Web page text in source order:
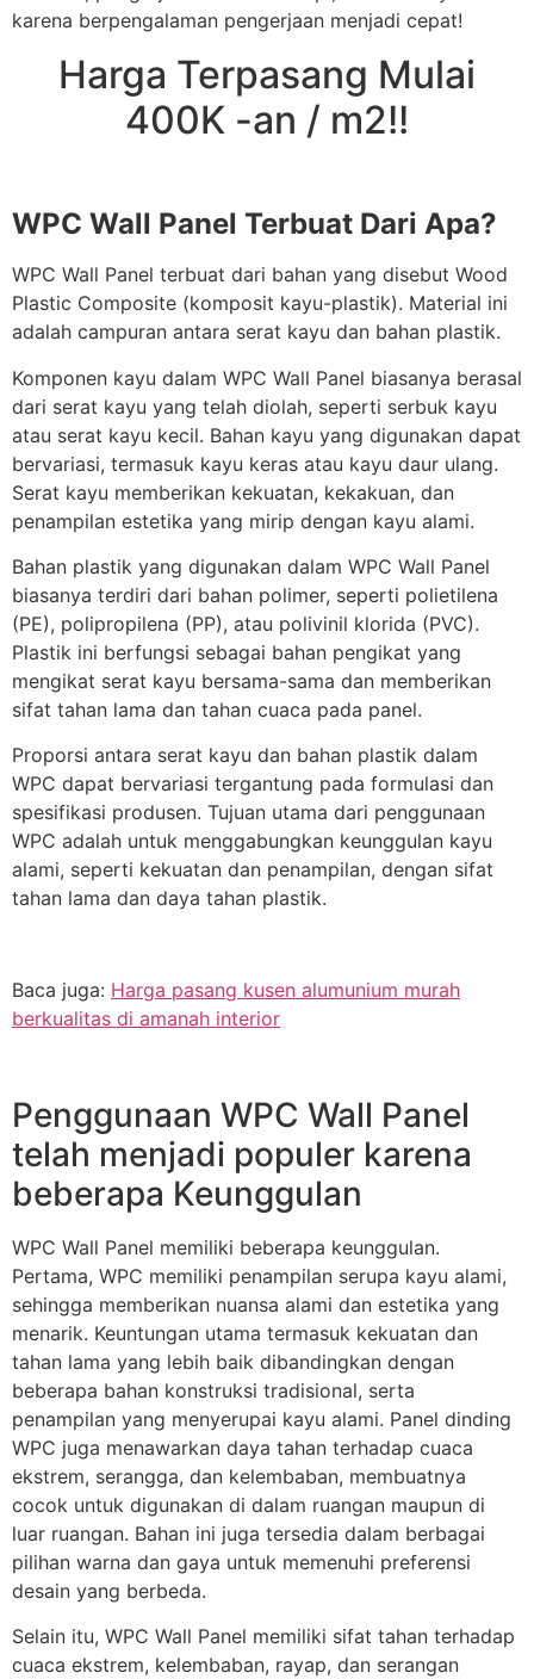
karena berpengalaman pengerjaan menjadi cepat!
Harga Terpasang Mulai
400K -an / m2!!
WPC Wall Panel Terbuat Dari Apa?
WPC Wall Panel terbuat dari bahan yang disebut Wood
Plastic Composite (komposit kayu-plastik). Material ini
adalah campuran antara serat kayu dan bahan plastik.
Komponen kayu dalam WPC Wall Panel biasanya berasal
dari serat kayu yang telah diolah, seperti serbuk kayu
atau serat kayu kecil. Bahan kayu yang digunakan dapat
bervariasi, termasuk kayu keras atau kayu daur ulang.
Serat kayu memberikan kekuatan, kekakuan, dan
penampilan estetika yang mirip dengan kayu alami.
Bahan plastik yang digunakan dalam WPC Wall Panel
biasanya terdiri dari bahan polimer, seperti polietilena
(PE), polipropilena (PP), atau polivinil klorida (PVC).
Plastik ini berfungsi sebagai bahan pengikat yang
mengikat serat kayu bersama-sama dan memberikan
sifat tahan lama dan tahan cuaca pada panel.
Proporsi antara serat kayu dan bahan plastik dalam
WPC dapat bervariasi tergantung pada formulasi dan
spesifikasi produsen. Tujuan utama dari penggunaan
WPC adalah untuk menggabungkan keunggulan kayu
alami, seperti kekuatan dan penampilan, dengan sifat
tahan lama dan daya tahan plastik.
Baca juga: Harga pasang kusen alumunium murah
berkualitas di amanah interior
Penggunaan WPC Wall Panel
telah menjadi populer karena
beberapa Keunggulan
WPC Wall Panel memiliki beberapa keunggulan.
Pertama, WPC memiliki penampilan serupa kayu alami,
sehingga memberikan nuansa alami dan estetika yang
menarik. Keuntungan utama termasuk kekuatan dan
tahan lama yang lebih baik dibandingkan dengan
beberapa bahan konstruksi tradisional, serta
penampilan yang menyerupai kayu alami. Panel dinding
WPC juga menawarkan daya tahan terhadap cuaca
ekstrem, serangga, dan kelembaban, membuatnya
cocok untuk digunakan di dalam ruangan maupun di
luar ruangan. Bahan ini juga tersedia dalam berbagai
pilihan warna dan gaya untuk memenuhi preferensi
desain yang berbeda.
Selain itu, WPC Wall Panel memiliki sifat tahan terhadap
cuaca ekstrem, kelembaban, rayap, dan serangan